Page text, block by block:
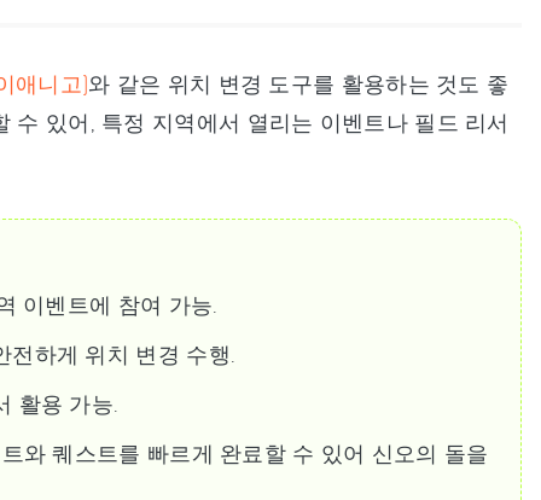
애니고)와 같은 위치 변경 도구를 활용하는 것도 좋
수 있어, 특정 지역에서 열리는 이벤트나 필드 리서
이벤트에 참여 가능.
하게 위치 변경 수행.
활용 가능.
와 퀘스트를 빠르게 완료할 수 있어 신오의 돌을